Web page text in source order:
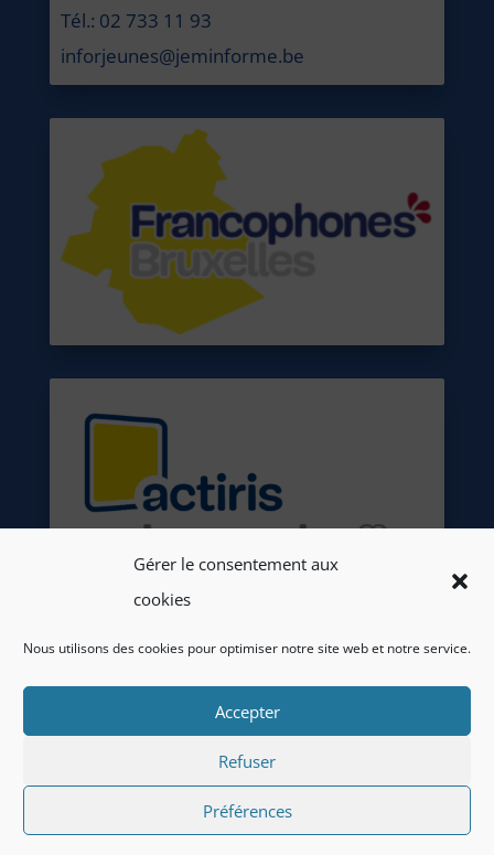
Gérer le consentement aux
cookies
Nous utilisons des cookies pour optimiser notre site web et notre service.
Accepter
Refuser
Préférences
Tél.: 02 733 11 93
inforjeunes@jeminforme.be